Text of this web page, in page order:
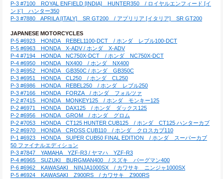
P-3 #7100　ROYAL ENFIELD [INDIA]　HUNTER350　/ ロイヤルエンフィード [イ
ンド]　ハンター350
P-3 #7880　APRILA [ITALY]　SR GT200　/ アプリリア [イタリア]　SR GT200
JAPANESE MOTORCYCLES
P-5 #6923　HONDA　REBEL1100-DCT　/ ホンダ　レブル100-DCT
P-5 #6963　HONDA　X-ADV / ホンダ　X-ADV
P-4 #7194　HONDA　NC750X-DCT　/ ホンダ　NC750X-DCT
P-4 #6950　HONDA　NX400　/ ホンダ　NX400
P-3 #6952　HONDA　GB350C / ホンダ　GB350C
P-3 #6951　HONDA　CL250　/ ホンダ　CL250
P-3 #6986　HONDA　REBEL250　/ ホンダ　レブル250
P-3 #7166　HONDA　FORZA　/ ホンダ　フォルツァ
P-2 #7415　HONDA　MONKEY125　/ ホンダ　モンキー125
P-2 #6971　HONDA　DAX125　/ ホンダ　ダックス125
P-2 #6956　HONDA　GROM　/ ホンダ　グロム
P-2 #7053　HONDA　CT125 HUNTER CUB125　/ ホンダ　CT125 ハンターカブ
P-2 #6970　HONDA　CROSS CUB110　/ ホンダ　クロスカブ110
P-1 #6923　HONDA　SUPER CUB50 FINAL EDITION　/ ホンダ　スーパーカブ
50 ファイナルエディション
P-3 #7847　YAMAHA　YZF-R3 / ヤマハ　YZF-R3
P-4 #6965　SUZUKI　BURGMAN400　/ スズキ　バーグマン400
P-6 #6962　KAWASAKI　NINJA1000SX　/ カワサキ　ニンジャ1000SX
P-5 #6924　KAWASAKI　Z900RS　/ カワサキ　Z900RS